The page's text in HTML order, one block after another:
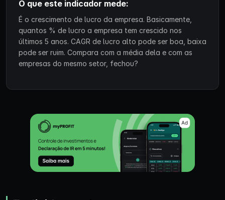
O que este indicador mede:
É o crescimento de lucro da empresa. Basicamente,
quantos % de lucro a empresa tem crescido nos
últimos 5 anos. CAGR de lucro alto pode ser boa, baixa
pode ser ruim. Compara com a média dela e com as
empresas do mesmo setor, fechou?